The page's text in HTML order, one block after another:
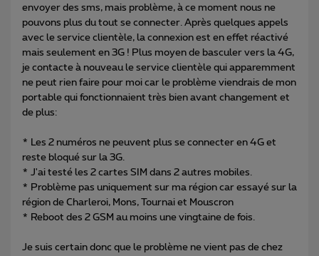
envoyer des sms, mais problème, à ce moment nous ne
pouvons plus du tout se connecter. Après quelques appels
avec le service clientèle, la connexion est en effet réactivé
mais seulement en 3G ! Plus moyen de basculer vers la 4G,
je contacte à nouveau le service clientèle qui apparemment
ne peut rien faire pour moi car le problème viendrais de mon
portable qui fonctionnaient très bien avant changement et
de plus:
* Les 2 numéros ne peuvent plus se connecter en 4G et
reste bloqué sur la 3G.
* J'ai testé les 2 cartes SIM dans 2 autres mobiles.
* Problème pas uniquement sur ma région car essayé sur la
région de Charleroi, Mons, Tournai et Mouscron
* Reboot des 2 GSM au moins une vingtaine de fois.
Je suis certain donc que le problème ne vient pas de chez